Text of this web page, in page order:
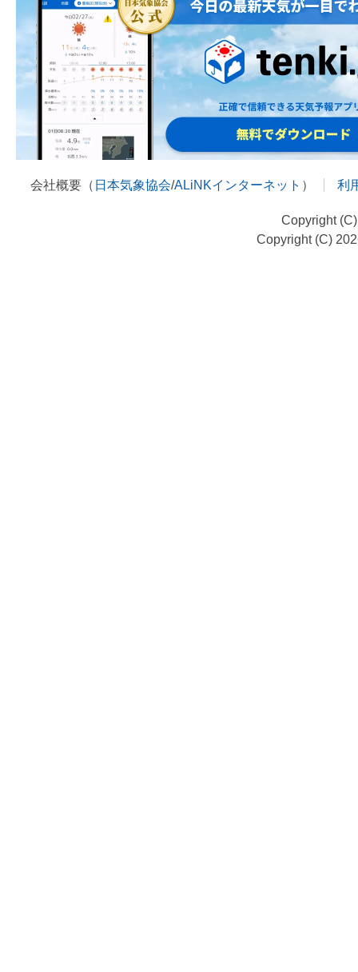
会社概要（ 日本気象協会/ALiNKインターネット ） 利
Copyright
Copyright (C)